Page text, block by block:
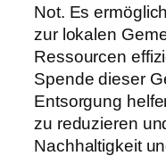
Not. Es
zur lokalen
Ressourcen
Spende dieser
Entsorgung
zu reduzieren
Nachhaltigkeit